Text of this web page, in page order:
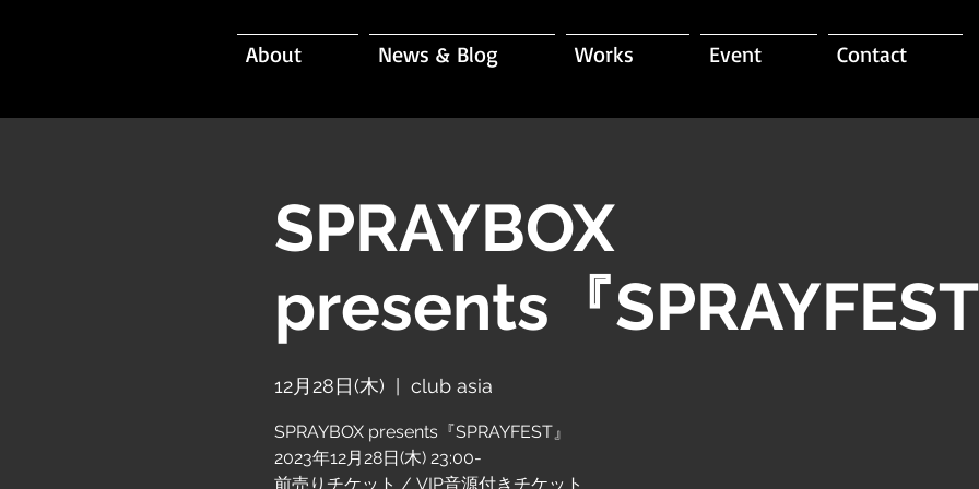
About News & Blog Works Event Contact
SPRAYBOX
presents『
12月28日(木) club asia
SPRAYBOX presents『SPRAYFEST』
2023年12月28日(木) 23:00-
前売りチケット / VIP音源付きチケット